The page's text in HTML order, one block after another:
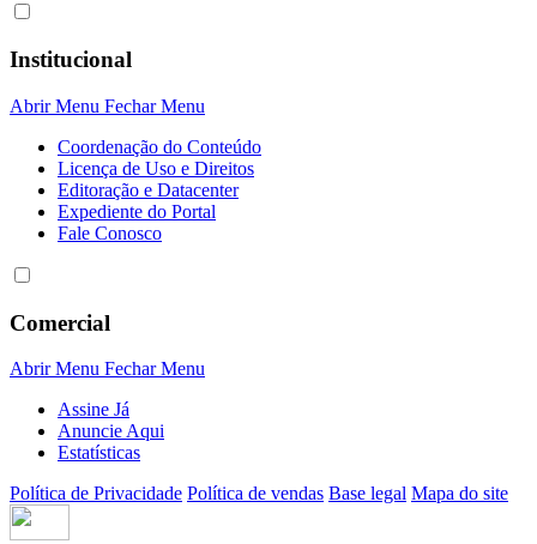
Institucional
Abrir Menu Fechar Menu
Coordenação do Conteúdo
Licença de Uso e Direitos
Editoração e Datacenter
Expediente do Portal
Fale Conosco
Comercial
Abrir Menu Fechar Menu
Assine Já
Anuncie Aqui
Estatísticas
Política de Privacidade Política de vendas Base legal Mapa do site